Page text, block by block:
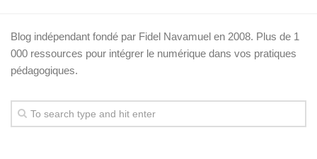
Blog indépendant fondé par Fidel Navamuel en 2008. Plus de 1
000 ressources pour intégrer le numérique dans vos pratiques
pédagogiques.